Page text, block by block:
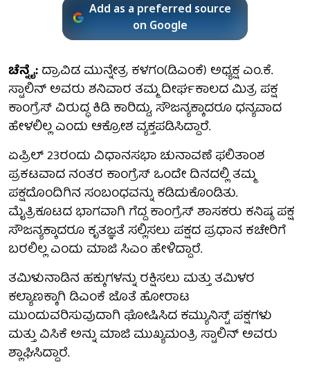
Add as a preferred source
on Google
ಚೆನ್ನೈ:ದ್ರಾವಿಡ ಮುನ್ನೇತ್ರ ಕಳಗಂ(ಡಿಎಂಕೆ) ಅಧ್ಯಕ್ಷ ಎಂ.ಕೆ.
ಸ್ಟಾಲಿನ್ ಅವರು ಶನಿವಾರ ತಮ್ಮ ದೀರ್ಘಕಾಲದ ಮಿತ್ರ ಪಕ್ಷ
ಕಾಂಗ್ರೆಸ್ ವಿರುದ್ಧ ಕಿಡಿ ಕಾರಿದ್ದು, ಸೌಜನ್ಯಕ್ಕಾದರೂ ಧನ್ಯವಾದ
ಹೇಳಲಿಲ್ಲ ಎಂದು ಆಕ್ರೋಶ ವ್ಯಕ್ತಪಡಿಸಿದ್ದಾರೆ.
ಏಪ್ರಿಲ್ 23ರಂದು ವಿಧಾನಸಭಾ ಚುನಾವಣೆ ಫಲಿತಾಂಶ
ಪ್ರಕಟವಾದ ನಂತರ ಕಾಂಗ್ರೆಸ್ ಒಂದೇ ದಿನದಲ್ಲಿ ತಮ್ಮ
ಪಕ್ಷದೊಂದಿಗಿನ ಸಂಬಂಧವನ್ನು ಕಡಿದುಕೊಂಡಿತು.
ಮೈತ್ರಿಕೂಟದ ಭಾಗವಾಗಿ ಗೆದ್ದ ಕಾಂಗ್ರೆಸ್ ಶಾಸಕರು ಕನಿಷ್ಠ ಪಕ್ಷ
ಸೌಜನ್ಯಕ್ಕಾದರೂ ಕೃತಜ್ಞತೆ ಸಲ್ಲಿಸಲು ಪಕ್ಷದ ಪ್ರಧಾನ ಕಚೇರಿಗೆ
ಬರಲಿಲ್ಲ ಎಂದು ಮಾಜಿ ಸಿಎಂ ಹೇಳಿದ್ದಾರೆ.
ತಮಿಳುನಾಡಿನ ಹಕ್ಕುಗಳನ್ನು ರಕ್ಷಿಸಲು ಮತ್ತು ತಮಿಳರ
ಕಲ್ಯಾಣಕ್ಕಾಗಿ ಡಿಎಂಕೆ ಜೊತೆ ಹೋರಾಟ
ಮುಂದುವರಿಸುವುದಾಗಿ ಘೋಷಿಸಿದ ಕಮ್ಯುನಿಸ್ಟ್ ಪಕ್ಷಗಳು
ಮತ್ತು ವಿಸಿಕೆ ಅನ್ನು ಮಾಜಿ ಮುಖ್ಯಮಂತ್ರಿ ಸ್ಟಾಲಿನ್ ಅವರು
ಶ್ಲಾಘಿಸಿದ್ದಾರೆ.